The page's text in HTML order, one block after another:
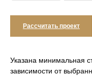
Рассчитать проект
Указана минимальная
зависимости от